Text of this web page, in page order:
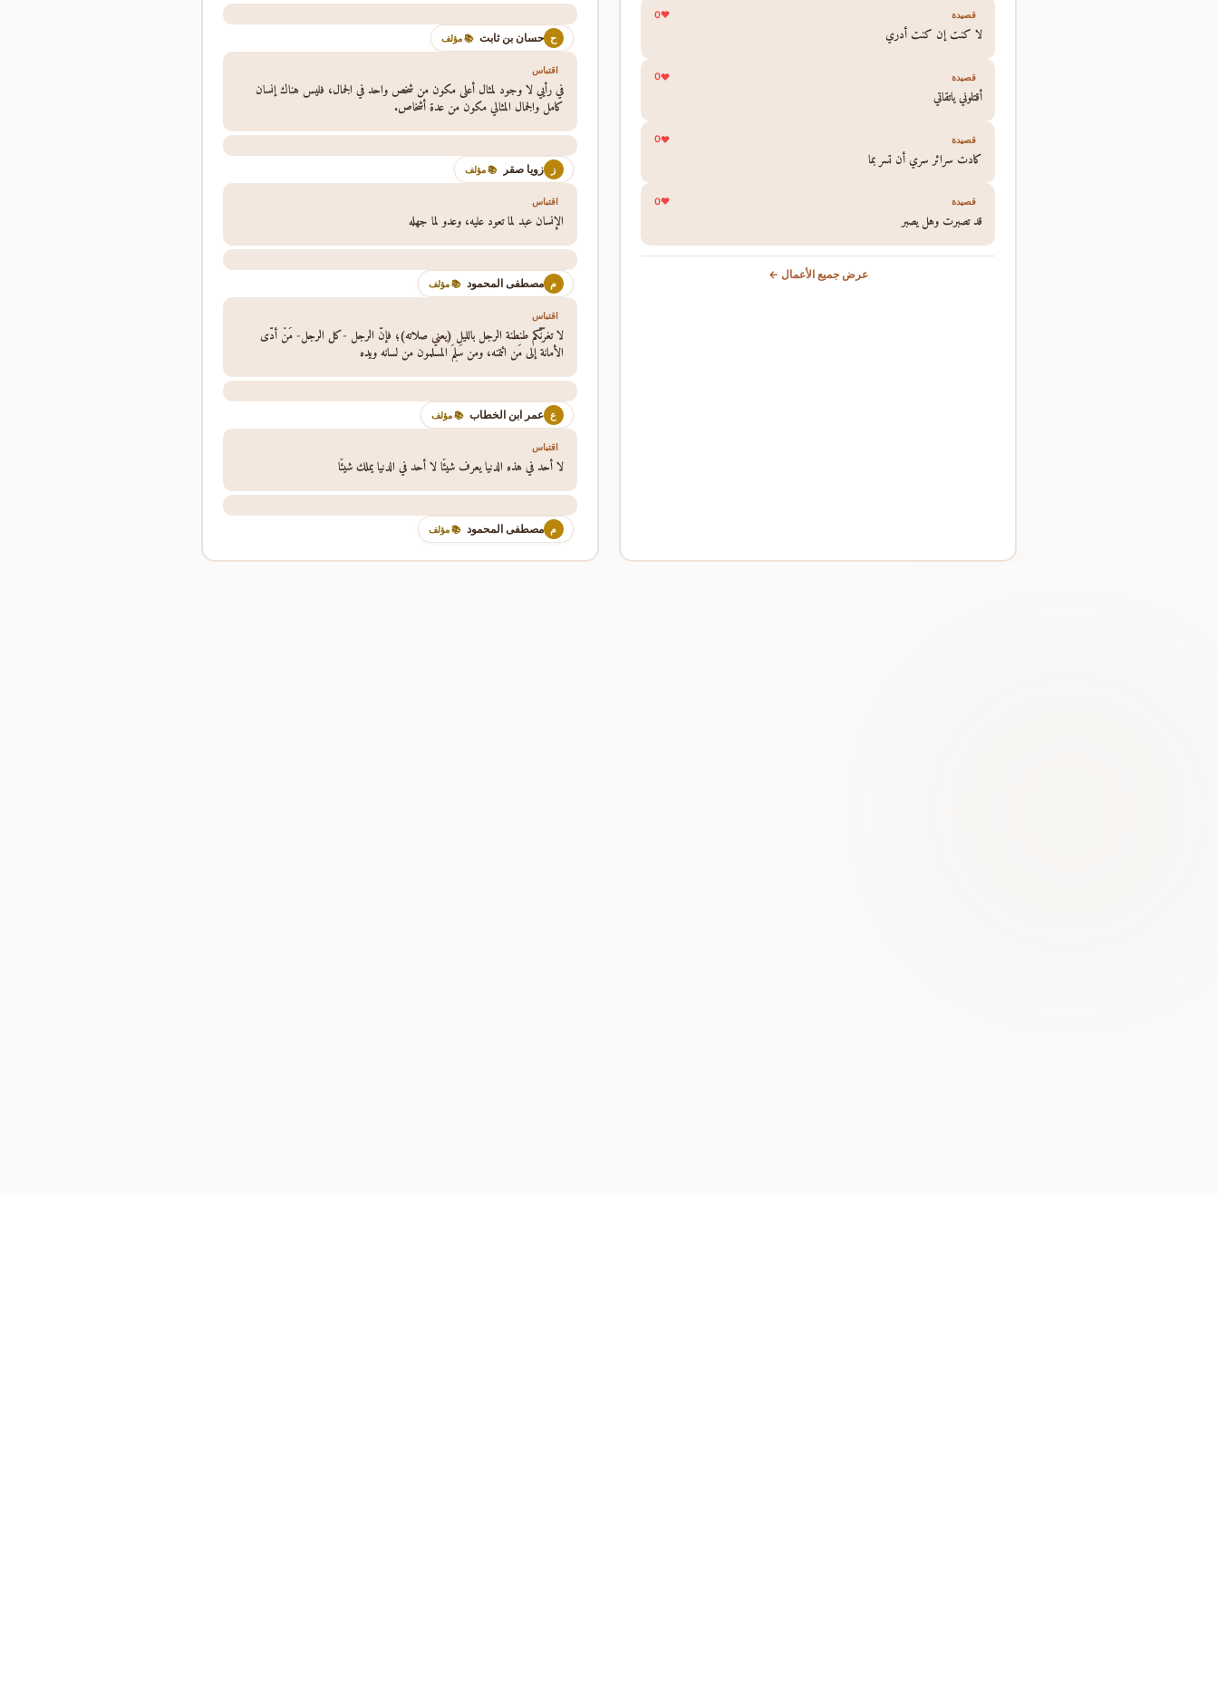
قصيدة 0
لا كنت إن كنت أدري
قصيدة 0
أقتلوني ياتقاتي
قصيدة 0
كادت سرائر سري أن تسر بما
قصيدة 0
قد تصبرت وهل يصبر
عرض جميع الأعمال ←
ح حسان بن ثابت 📚 مؤلف
اقتباس
في رأيي لا وجود لمثال أعلى مكون من شخص واحد في الجمال، فليس هناك إنسان
كامل والجمال المثالي مكون من عدة أشخاص.
ز زويا صقر 📚 مؤلف
اقتباس
الإنسان عبد لما تعود عليه، وعدو لما جهله
م مصطفى المحمود 📚 مؤلف
اقتباس
لا تغرَّنَّكم طنطنة الرجل بالليل (يعني صلاته)؛ فإنَّ الرجل -كل الرجل- مَنْ أَدَّى
الأمانة إلى مَن ائتمنه، ومن سَلِمَ المسلمون من لسانه ويده
ع عمر ابن الخطاب 📚 مؤلف
اقتباس
لا أحد في هذه الدنيا يعرف شيئًا لا أحد في الدنيا يملك شيئًا
م مصطفى المحمود 📚 مؤلف